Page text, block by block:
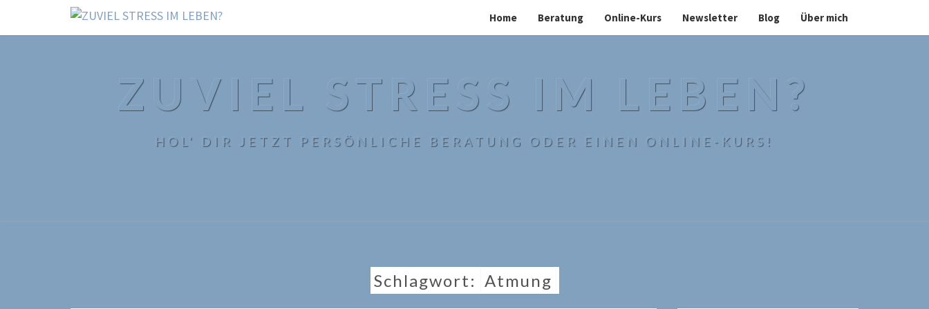
Home Beratung Online-Kurs Newsletter Blog Über mich
ZUVIEL STRESS IM LEBEN?
HOL' DIR JETZT PERSÖNLICHE BERATUNG ODER EINEN ONLINE-KURS!
Schlagwort: Atmung